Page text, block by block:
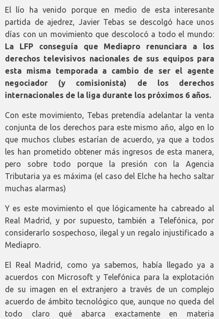
El lío ha venido porque en medio de esta interesante
partida de ajedrez, Javier Tebas se descolgó hace unos
días con un movimiento que descolocó a todo el mundo:
La LFP conseguía que Mediapro renunciara a los
derechos televisivos nacionales de sus equipos para
esta misma temporada a cambio de ser el agente
negociador (y comisionista) de los derechos
internacionales de la liga durante los próximos 6 años.
Con este movimiento, Tebas pretendía adelantar la venta
conjunta de los derechos para este mismo año, algo en lo
que muchos clubes estarían de acuerdo, ya que a todos
les han prometido obtener más ingresos de esta manera,
pero sobre todo porque la presión con la Agencia
Tributaria ya es máxima (el caso del Elche ha hecho saltar
muchas alarmas)
Y es este movimiento el que lógicamente ha cabreado al
Real Madrid, y por supuesto, también a Telefónica, por
considerarlo sospechoso, ilegal y un regalo injustificado a
Mediapro.
El Real Madrid, como ya sabemos, había llegado ya a
acuerdos con Microsoft y Telefónica para la explotación
de su imagen en el extranjero a través de un complejo
acuerdo de ámbito tecnológico que, aunque no queda del
todo claro qué abarca exactamente en materia